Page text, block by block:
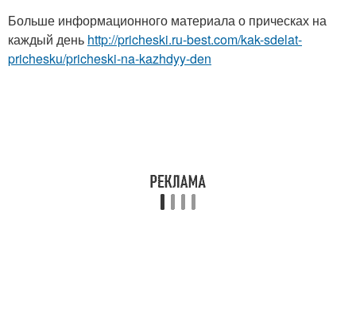
Больше информационного материала о прическах на
каждый день http://pricheski.ru-best.com/kak-sdelat-
prichesku/pricheski-na-kazhdyy-den